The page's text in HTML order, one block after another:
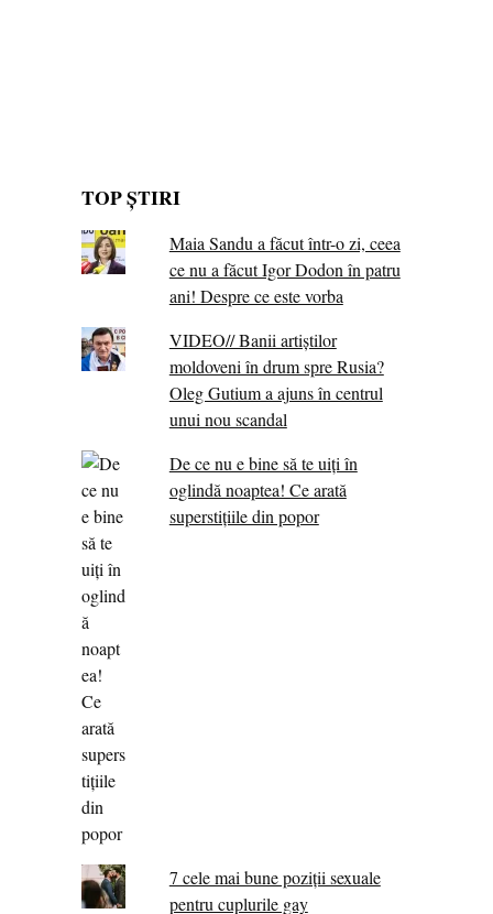
TOP ȘTIRI
Maia Sandu a făcut într-o zi, ceea
ce nu a făcut Igor Dodon în patru
ani! Despre ce este vorba
VIDEO// Banii artiștilor
moldoveni în drum spre Rusia?
Oleg Gutium a ajuns în centrul
unui nou scandal
De ce nu e bine să te uiți în
oglindă noaptea! Ce arată
superstițiile din popor
7 cele mai bune poziții sexuale
pentru cuplurile gay